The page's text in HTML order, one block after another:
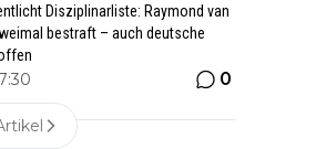
Disziplinarliste: Raymond van
bestraft – auch deutsche
0